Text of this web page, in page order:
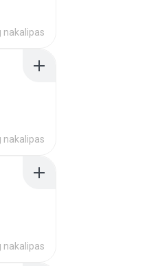
nakalipas
nakalipas
nakalipas